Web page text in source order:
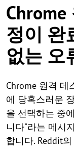
정이 완
없는 오
Chrome 원격 데
에 당혹스러운
을 선택하는 중
니다"라는 메시
합니다. Reddit